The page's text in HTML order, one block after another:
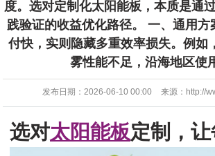
配降低隐性成本，让阳光转化效率最大化。这不是
炒作，而是经过实践验证的收益优化路径。 一、通
案的局限：看不见的收益损耗 标准太阳能板采用统
格生产，看似成本低、交付快，实则隐藏多重效率损
失。例如，固定倾角设计在非最佳角度下，日均发
可能下降10%-15%；常规组件抗盐雾性能不足，沿
地区使用3年后输出功率衰减可能超20%；传统电
度。选对定制化太阳能板，本质是通
践验证的收益优化路径。 一、通用
付快，实则隐藏多重效率损失。例
雾性能不足，沿海地区使
发布日期： 2026-06-10 00:00 来源： http://
2438
‌选对太阳能板定制，